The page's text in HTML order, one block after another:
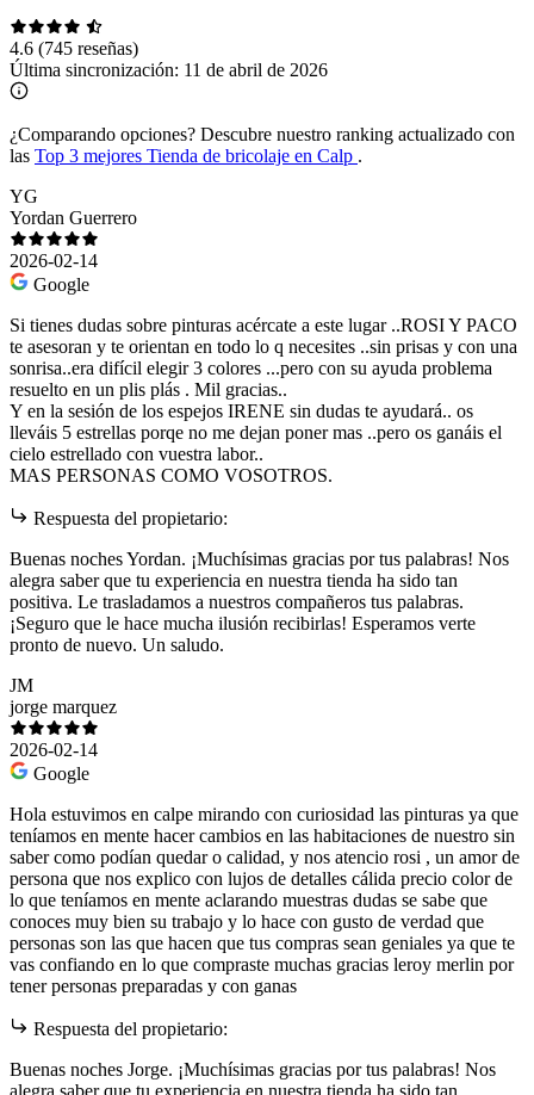
4.6 (745 reseñas)
Última sincronización: 11 de abril de 2026
¿Comparando opciones? Descubre nuestro ranking actualizado con
las Top 3 mejores Tienda de bricolaje en Calp .
YG
Yordan Guerrero
2026-02-14
Google
Si tienes dudas sobre pinturas acércate a este lugar ..ROSI Y PACO
te asesoran y te orientan en todo lo q necesites ..sin prisas y con una
sonrisa..era difícil elegir 3 colores ...pero con su ayuda problema
resuelto en un plis plás . Mil gracias..
Y en la sesión de los espejos IRENE sin dudas te ayudará.. os
lleváis 5 estrellas porqe no me dejan poner mas ..pero os ganáis el
cielo estrellado con vuestra labor..
MAS PERSONAS COMO VOSOTROS.
Respuesta del propietario:
Buenas noches Yordan. ¡Muchísimas gracias por tus palabras! Nos
alegra saber que tu experiencia en nuestra tienda ha sido tan
positiva. Le trasladamos a nuestros compañeros tus palabras.
¡Seguro que le hace mucha ilusión recibirlas! Esperamos verte
pronto de nuevo. Un saludo.
JM
jorge marquez
2026-02-14
Google
Hola estuvimos en calpe mirando con curiosidad las pinturas ya que
teníamos en mente hacer cambios en las habitaciones de nuestro sin
saber como podían quedar o calidad, y nos atencio rosi , un amor de
persona que nos explico con lujos de detalles cálida precio color de
lo que teníamos en mente aclarando muestras dudas se sabe que
conoces muy bien su trabajo y lo hace con gusto de verdad que
personas son las que hacen que tus compras sean geniales ya que te
vas confiando en lo que compraste muchas gracias leroy merlin por
tener personas preparadas y con ganas
Respuesta del propietario:
Buenas noches Jorge. ¡Muchísimas gracias por tus palabras! Nos
alegra saber que tu experiencia en nuestra tienda ha sido tan